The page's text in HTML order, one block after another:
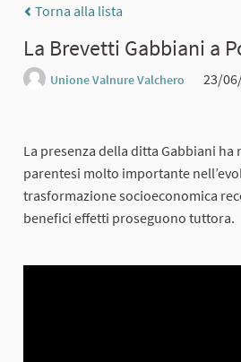
Torna alla lista
La Brevetti Gabbiani a
Unione Valnure Valchero
23/
La presenza della ditta Gabbiani
parentesi molto importante
trasformazione socioeconomica
benefici effetti proseguono tuttora.